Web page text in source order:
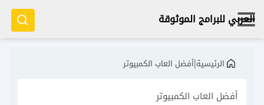
العربي للبرامج الموثوقة
الرئيسية|أفضل العاب الكمبيوتر
أفضل العاب الكمبيوتر